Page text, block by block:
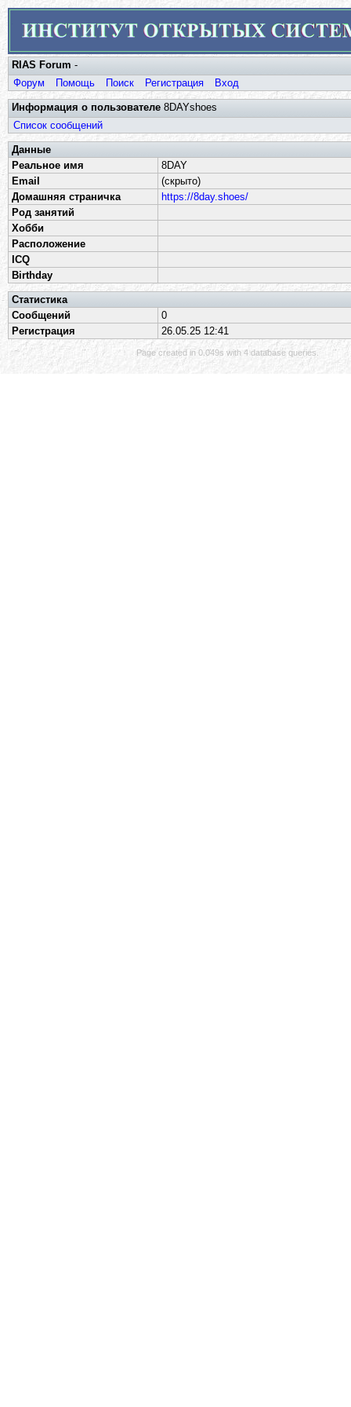
RIAS Forum -
Форум
Помощь Поиск Регистрация Вход
Информация о пользователе 8DAYshoes
Список сообщений
Данные
Реальное имя
8DAY
Email
(скрыто)
Домашняя страничка
https://8day.shoes/
Род занятий
Хобби
Расположение
ICQ
Birthday
Статистика
Сообщений
0
Регистрация
26.05.25 12:41
Page created in 0.049s with 4 database queries.